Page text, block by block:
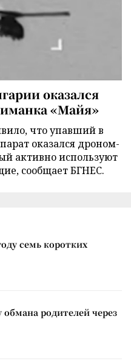
оказался
«Майя»
что упавший в
оказался дроном-
активно используют
сообщает БГНЕС.
семь коротких
родителей через